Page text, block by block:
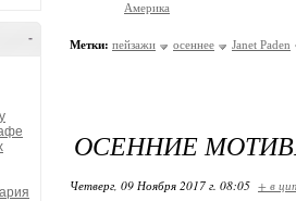
-
Америка
Метки: пейзажи осеннее Janet Paden
ОСЕННИЕ
Четверг, 09 Ноября 2017 г. 08:05 + в